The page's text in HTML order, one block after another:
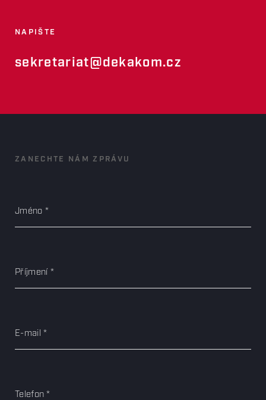
NAPIŠTE
sekretariat@dekakom.cz
ZANECHTE NÁM ZPRÁVU
Jméno
Příjmení
E-mail
Telefon